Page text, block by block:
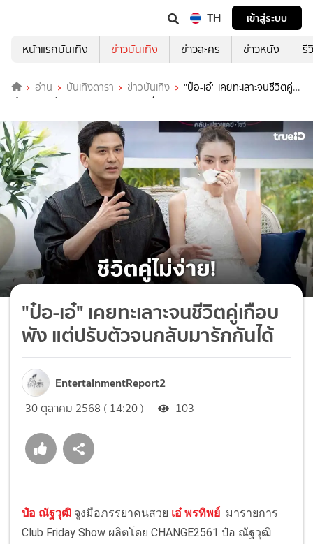
TH
เข้าสู่ระบบ
หน้าแรกบันเทิง
ข่าวบันเทิง ข่าวละคร ข่าวหนัง รี
อ่าน บันเทิงดารา ข่าวบันเทิง
"ป๋อ-เอ๋" เคยทะเลาะจนชีวิตคู่
เกือบพัง แต่ปรับตัวจนกลับมารักกันได้
"ป๋อ-เอ๋" เคยทะเลาะจนชีวิตคู่เกือบ
พัง แต่ปรับตัวจนกลับมารักกันได้
EntertainmentReport2
30 ตุลาคม 2568 ( 14:20 ) 103
ป๋อ ณัฐวุฒิ จูงมือภรรยาคนสวย เอ๋ พรทิพย์ มารายการ
Club Friday Show ผลิตโดย CHANGE2561 ป๋อ ณัฐวุฒิ